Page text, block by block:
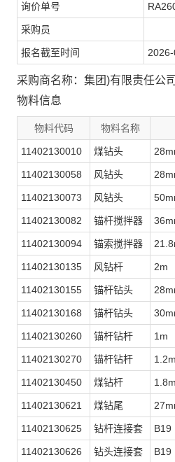
询价单号
采购员
报名截至时间
采购商名称：集团)有限责任公
物料信息
物料代码 物料名称
11402130010 煤钻头
11402130058 风钻头
11402130073 风钻头
11402130082 锚杆搅拌器
11402130094 锚索搅拌器
11402130135 风钻杆 2m
11402130155 锚杆钻头
11402130168 锚杆钻头
11402130260 锚杆钻杆 1m
11402130270 锚杆钻杆 1.2m
11402130450 煤钻杆 1.8m
11402130621 煤钻尾
11402130625 钻杆连接套 B19
11402130626 钻头连接套 B19